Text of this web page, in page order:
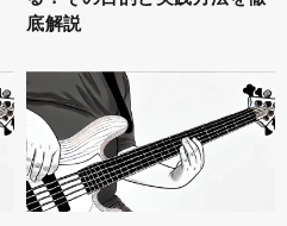
底解説